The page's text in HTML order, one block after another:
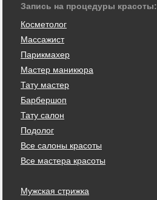
Запись на процедуры красоты:
Косметолог
Массажист
Парикмахер
Мастер маникюра
Тату мастер
Барбершоп
Тату салон
Подолог
Все салоны красоты
Все мастера красоты
Мужская стрижка